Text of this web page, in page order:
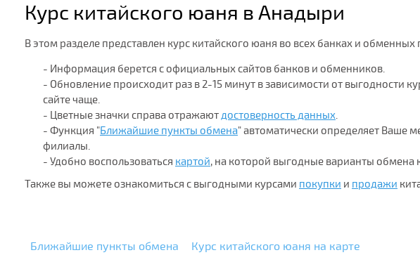
Курс китайского юаня в Анадыри
В этом разделе представлен курс китайского юаня во всех банках и
- Информация берется с официальных сайтов банков и обменников.
- Обновление происходит раз в 2-15 минут в зависимости от выгодности
сайте чаще.
- Цветные значки справа отражаютдостоверность данных.
- Функция "Ближайшие пункты обмена" автоматически определяет Ваше
филиалы.
- Удобно воспользоваться картой, на которой выгодные варианты
Также вы можете ознакомиться с выгодными курсами покупки и продажи
Ближайшие пункты обмена Курс китайского юаня на карте